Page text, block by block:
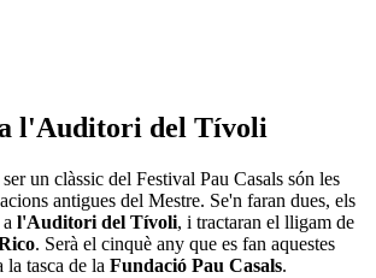
l'Auditori del Tívoli
un clàssic del Festival Pau Casals són les
antigues del Mestre. Se'n faran dues, els
l'Auditori del Tívoli, i tractaran el lligam de
. Serà el cinquè any que es fan aquestes
la tasca de la Fundació Pau Casals.